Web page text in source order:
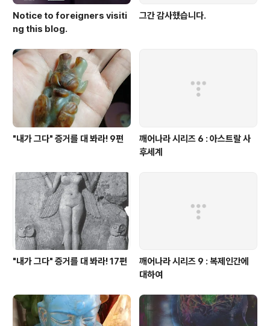
Notice to foreigners visiti
ng this blog.
그간 감사했습니다.
"내가 그다" 증거를 대 봐라! 9편
깨어나라 시리즈 6 : 아스트랄 사
후세계
"내가 그다" 증거를 대 봐라! 17편
깨어나라 시리즈 9 : 복제인간에
대하여